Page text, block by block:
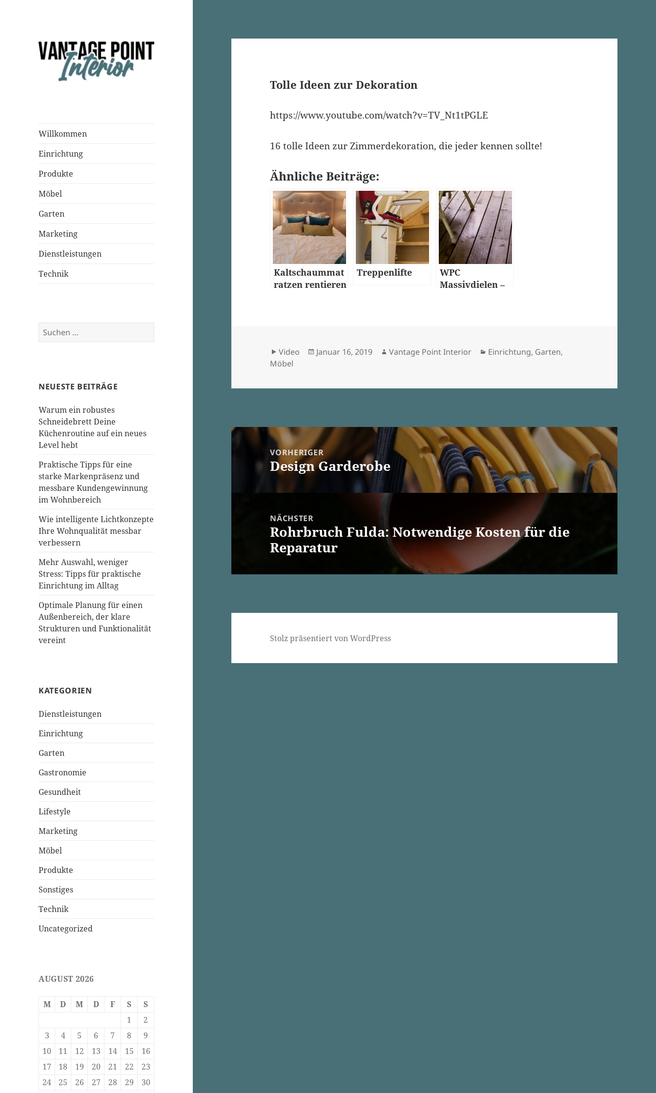
Willkommen
Einrichtung
Produkte
Möbel
Garten
Marketing
Dienstleistungen
Technik
Suchen
nach:
NEUESTE BEITRÄGE
Warum ein robustes
Schneidebrett Deine
Küchenroutine auf ein neues
Level hebt
Praktische Tipps für eine
starke Markenpräsenz und
messbare Kundengewinnung
im Wohnbereich
Wie intelligente Lichtkonzepte
Ihre Wohnqualität messbar
verbessern
Mehr Auswahl, weniger
Stress: Tipps für praktische
Einrichtung im Alltag
Optimale Planung für einen
Außenbereich, der klare
Strukturen und Funktionalität
vereint
KATEGORIEN
Dienstleistungen
Einrichtung
Garten
Gastronomie
Gesundheit
Lifestyle
Marketing
Möbel
Produkte
Sonstiges
Technik
Uncategorized
AUGUST 2026
M D M D F S
S
1
2
3
4 5 6 7 8
9
10
11 12 13 14 15
16
17
18 19 20 21 22
23
24
25 26 27 28 29
30
Tolle Ideen zur Dekoration
https://www.youtube.com/watch?v=TV_Nt1tPGLE
16 tolle Ideen zur Zimmerdekoration, die jeder kennen sollte!
Ähnliche Beiträge:
Kaltschaummat
ratzen rentieren
Treppenlifte
WPC
Massivdielen –
Format
Video
Veröffentlicht
Januar 16, 2019 Autor
Vantage Point Interior Kategorien
Einrichtung, Garten,
Möbel
Beitragsnavigation
VORHERIGER
Vorheriger
Design Garderobe
NÄCHSTER
Nächster
Beitrag:
Rohrbruch Fulda: Notwendige Kosten für die
Reparatur
Stolz präsentiert von WordPress